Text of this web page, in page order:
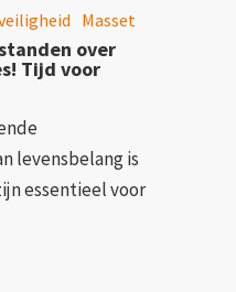
Masset
over
Tijd voor
levensbelang is
essentieel voor